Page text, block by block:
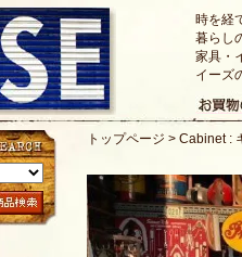
時を経
暮らし
家具・
イーズ
トップページ > Cabinet :